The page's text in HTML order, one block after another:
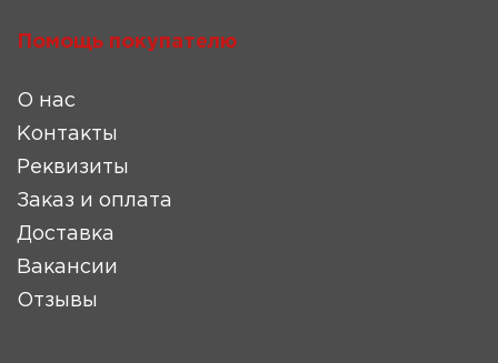
Помощь покупателю
О нас
Контакты
Реквизиты
Заказ и оплата
Доставка
Вакансии
Отзывы